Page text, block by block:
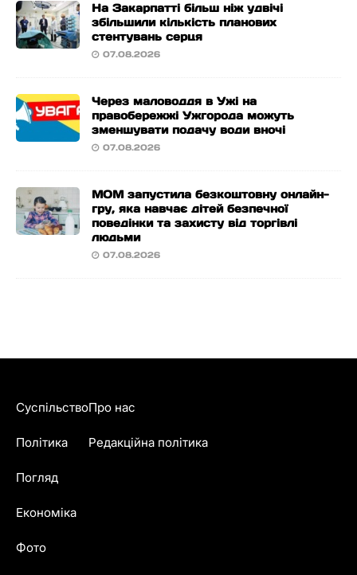
На Закарпатті більш ніж удвічі
збільшили кількість планових
стентувань серця
07.08.2026
Через маловоддя в Ужі на
правобережжі Ужгорода можуть
зменшувати подачу води вночі
07.08.2026
МОМ запустила безкоштовну онлайн-
гру, яка навчає дітей безпечної
поведінки та захисту від торгівлі
людьми
07.08.2026
Суспільство
Політика
Погляд
Економіка
Фото
Про нас
Редакційна політика